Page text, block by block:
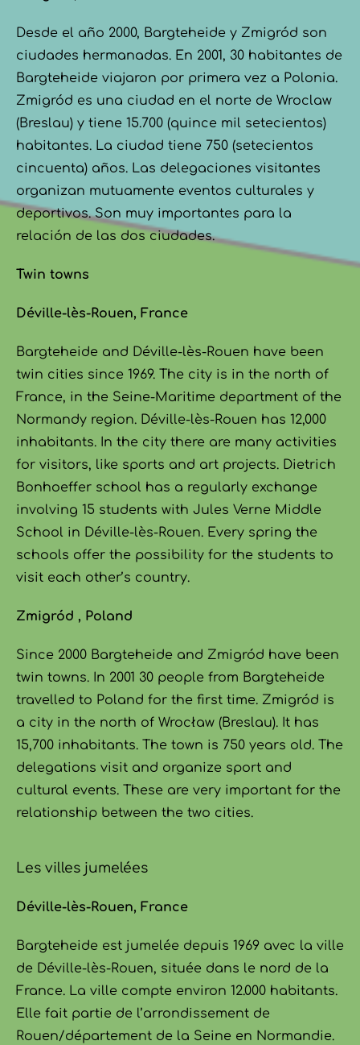
Desde el año 2000, Bargteheide y Zmigród son
ciudades hermanadas. En 2001, 30 habitantes de
Bargteheide viajaron por primera vez a Polonia.
Zmigród es una ciudad en el norte de Wroclaw
(Breslau) y tiene 15.700 (quince mil setecientos)
habitantes. La ciudad tiene 750 (setecientos
cincuenta) años. Las delegaciones visitantes
organizan mutuamente eventos culturales y
deportivos. Son muy importantes para la
relación de las dos ciudades.
Twin towns
Déville-lès-Rouen, France
Bargteheide and Déville-lès-Rouen have been
twin cities since 1969. The city is in the north of
France, in the Seine-Maritime department of the
Normandy region. Déville-lès-Rouen has 12,000
inhabitants. In the city there are many activities
for visitors, like sports and art projects. Dietrich
Bonhoeffer school has a regularly exchange
involving 15 students with Jules Verne Middle
School in Déville-lès-Rouen. Every spring the
schools offer the possibility for the students to
visit each other’s country.
Zmigród , Poland
Since 2000 Bargteheide and Zmigród have been
twin towns. In 2001 30 people from Bargteheide
travelled to Poland for the first time. Zmigród is
a city in the north of Wrocław (Breslau). It has
15,700 inhabitants. The town is 750 years old. The
delegations visit and organize sport and
cultural events. These are very important for the
relationship between the two cities.
Les villes jumelées
Déville-lès-Rouen, France
Bargteheide est jumelée depuis 1969 avec la ville
de Déville-lès-Rouen, située dans le nord de la
France. La ville compte environ 12.000 habitants.
Elle fait partie de l’arrondissement de
Rouen/département de la Seine en Normandie.